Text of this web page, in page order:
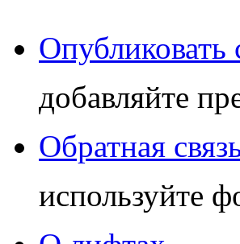
Опубликовать
добавляйте
Обратная
используйте